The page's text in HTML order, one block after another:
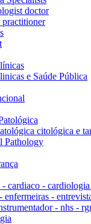
doctor
practitioner
e Saúde Pública
citológica e
Pathology
- cardiaco -
enfermeiras -
- nhs -